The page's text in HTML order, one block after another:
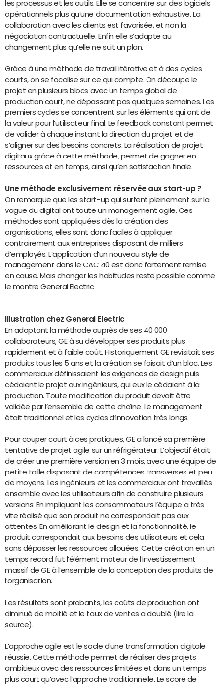
les processus et les outils. Elle se concentre sur des logiciels
opérationnels plus qu’une documentation exhaustive. La
collaboration avec les clients est favorisée, et non la
négociation contractuelle. Enfin elle s’adapte au
changement plus qu’elle ne suit un plan.
Grâce à une méthode de travail itérative et à des cycles
courts, on se focalise sur ce qui compte. On découpe le
projet en plusieurs blocs avec un temps global de
production court, ne dépassant pas quelques semaines. Les
premiers cycles se concentrent sur les éléments qui ont de
la valeur pour l’utilisateur final. Le feedback constant permet
de valider à chaque instant la direction du projet et de
s’aligner sur des besoins concrets. La réalisation de projet
digitaux grâce à cette méthode, permet de gagner en
ressources et en temps, ainsi qu’en satisfaction finale.
Une méthode exclusivement réservée aux start-up ?
On remarque que les start-up qui surfent pleinement sur la
vague du digital ont toute un management agile. Ces
méthodes sont appliquées dès la création des
organisations, elles sont donc faciles à appliquer
contrairement aux entreprises disposant de milliers
d’employés. L’application d’un nouveau style de
management dans le CAC 40 est donc fortement remise
en cause. Mais changer les habitudes reste possible comme
le montre General Electric
Illustration chez General Electric
En adoptant la méthode auprès de ses 40 000
collaborateurs, GE à su développer ses produits plus
rapidement et à faible coût. Historiquement GE revisitait ses
produits tous les 5 ans et la création se faisait d’un bloc. Les
commerciaux définissaient les exigences de design puis
cédaient le projet aux ingénieurs, qui eux le cédaient à la
production. Toute modification du produit devait être
validée par l’ensemble de cette chaîne. Le management
était traditionnel et les cycles d’innovation très longs.
Pour couper court à ces pratiques, GE a lancé sa première
tentative de projet agile sur un réfrigérateur. L’objectif était
de créer une première version en 3 mois, avec une équipe de
petite taille disposant de compétences transverses et peu
de moyens. Les ingénieurs et les commerciaux ont travaillés
ensemble avec les utilisateurs afin de construire plusieurs
versions. En impliquant les consommateurs l’équipe a très
vite réalisé que son produit ne correspondait pas aux
attentes. En améliorant le design et la fonctionnalité, le
produit correspondait aux besoins des utilisateurs et cela
sans dépasser les ressources allouées. Cette création en un
temps record fut l’élément moteur de l’investissement
massif de GE à l’ensemble de la conception des produits de
l’organisation.
Les résultats sont probants, les coûts de production ont
diminué de moitié et le taux de ventes a doublé (lire la
source).
L’approche agile est le socle d’une transformation digitale
réussie. Cette méthode permet de réaliser des projets
ambitieux avec des ressources limitées et dans un temps
plus court qu’avec l’approche traditionnelle. Le score de